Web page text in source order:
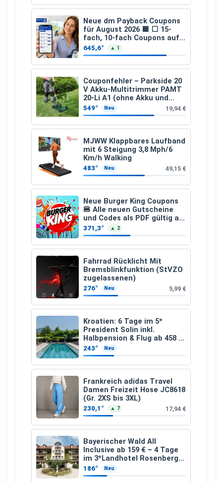
Neue dm Payback Coupons
für August 2026 🟦 ⬜ 15-
fach, 10-fach Coupons auf
den gesamten Einkauf ab 2
€
645,6° ▲ 1
Couponfehler – Parkside 20
V Akku-Multitrimmer PAMT
20-Li A1 (ohne Akku und
Ladegerät)
549° Neu 19,94 €
MJWW Klappbares Laufband
mit 6 Steigung 3,8 Mph/6
Km/h Walking
483° Neu 49,15 €
Neue Burger King Coupons
🍔 Alle neuen Gutscheine
und Codes als PDF gültig ab
25.07.2026 bis 04.09.2026
371,3° ▲ 2
Fahrrad Rücklicht Mit
Bremsblinkfunktion (StVZO
zugelassenen)
276° Neu 5,99 €
Kroatien: 6 Tage im 5*
President Solin inkl.
Halbpension & Flug ab 458 €
pro Person
243° Neu
Frankreich adidas Travel
Damen Freizeit Hose JC8618
(Gr. 2XS bis 3XL)
230,1° ▲ 7 17,94 €
Bayerischer Wald All
Inclusive ab 159 € – 4 Tage
im 3*Landhotel Rosenberger
mit Wellness
186° Neu